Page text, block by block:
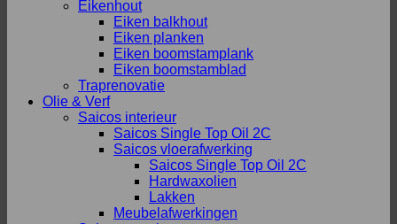
Eikenhout
Eiken balkhout
Eiken planken
Eiken boomstamplank
Eiken boomstamblad
Traprenovatie
Olie & Verf
Saicos interieur
Saicos Single Top Oil 2C
Saicos vloerafwerking
Saicos Single Top Oil 2C
Hardwaxolien
Lakken
Meubelafwerkingen